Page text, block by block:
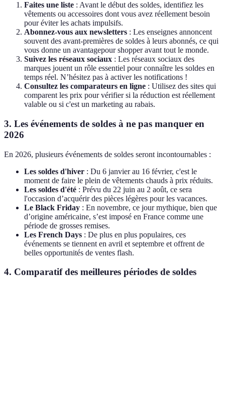
Faites une liste : Avant le début des soldes, identifiez les
vêtements ou accessoires dont vous avez réellement besoin
pour éviter les achats impulsifs.
Abonnez-vous aux newsletters : Les enseignes annoncent
souvent des avant-premières de soldes à leurs abonnés, ce qui
vous donne un avantagepour shopper avant tout le monde.
Suivez les réseaux sociaux : Les réseaux sociaux des
marques jouent un rôle essentiel pour connaître les soldes en
temps réel. N’hésitez pas à activer les notifications !
Consultez les comparateurs en ligne : Utilisez des sites qui
comparent les prix pour vérifier si la réduction est réellement
valable ou si c'est un marketing au rabais.
3. Les événements de soldes à ne pas manquer en
2026
En 2026, plusieurs événements de soldes seront incontournables :
Les soldes d'hiver : Du 6 janvier au 16 février, c'est le
moment de faire le plein de vêtements chauds à prix réduits.
Les soldes d'été : Prévu du 22 juin au 2 août, ce sera
l'occasion d’acquérir des pièces légères pour les vacances.
Le Black Friday : En novembre, ce jour mythique, bien que
d’origine américaine, s’est imposé en France comme une
période de grosses remises.
Les French Days : De plus en plus populaires, ces
événements se tiennent en avril et septembre et offrent de
belles opportunités de ventes flash.
4. Comparatif des meilleures périodes de soldes